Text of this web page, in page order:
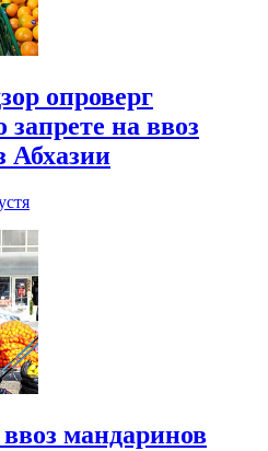
опроверг
на ввоз
Абхазии
мандаринов